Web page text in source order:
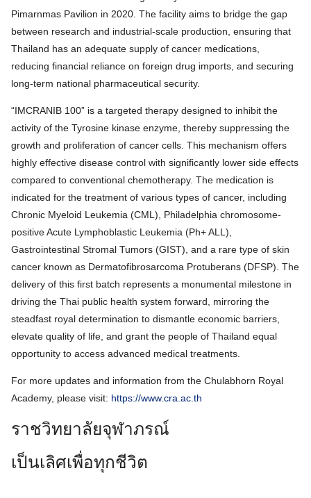
Search
Pimarnmas Pavilion in 2020. The facility aims to bridge the gap
between research and industrial-scale production, ensuring that
Thailand has an adequate supply of cancer medications,
reducing financial reliance on foreign drug imports, and securing
long-term national pharmaceutical security.
“IMCRANIB 100” is a targeted therapy designed to inhibit the
activity of the Tyrosine kinase enzyme, thereby suppressing the
growth and proliferation of cancer cells. This mechanism offers
highly effective disease control with significantly lower side effects
compared to conventional chemotherapy. The medication is
indicated for the treatment of various types of cancer, including
Chronic Myeloid Leukemia (CML), Philadelphia chromosome-
positive Acute Lymphoblastic Leukemia (Ph+ ALL),
Gastrointestinal Stromal Tumors (GIST), and a rare type of skin
cancer known as Dermatofibrosarcoma Protuberans (DFSP). The
delivery of this first batch represents a monumental milestone in
driving the Thai public health system forward, mirroring the
steadfast royal determination to dismantle economic barriers,
elevate quality of life, and grant the people of Thailand equal
opportunity to access advanced medical treatments.
For more updates and information from the Chulabhorn Royal
Academy, please visit: https://www.cra.ac.th
ราชวิทยาลัยจุฬาภรณ์
เป็นเลิศเพื่อทุกชีวิต